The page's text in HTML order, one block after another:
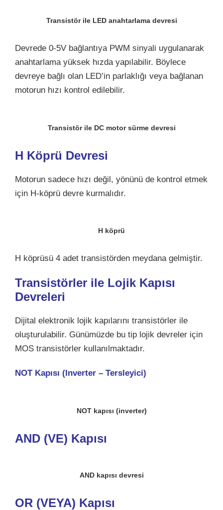
Transistör ile LED anahtarlama devresi
Devrede 0-5V bağlantıya PWM sinyali uygulanarak
anahtarlama yüksek hızda yapılabilir. Böylece
devreye bağlı olan LED’in parlaklığı veya bağlanan
motorun hızı kontrol edilebilir.
Transistör ile DC motor sürme devresi
H Köprü Devresi
Motorun sadece hızı değil, yönünü de kontrol etmek
için H-köprü devre kurmalıdır.
H köprü
H köprüsü 4 adet transistörden meydana gelmiştir.
Transistörler ile Lojik Kapısı
Devreleri
Dijital elektronik lojik kapılarını transistörler ile
oluşturulabilir. Günümüzde bu tip lojik devreler için
MOS transistörler kullanılmaktadır.
NOT Kapısı (Inverter – Tersleyici)
NOT kapısı (inverter)
AND (VE) Kapısı
AND kapısı devresi
OR (VEYA) Kapısı